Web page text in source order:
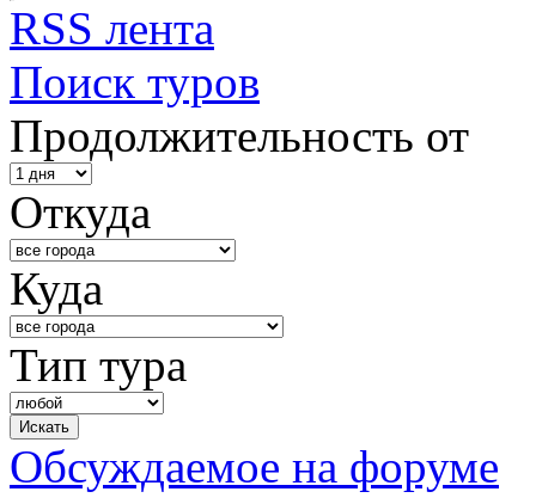
RSS лента
Поиск туров
Продолжительность от
Откуда
Куда
Тип тура
Обсуждаемое на форуме